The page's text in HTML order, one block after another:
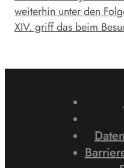
weiterhin unter den
XIV. griff das beim